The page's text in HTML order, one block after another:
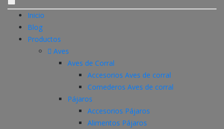
Inicio
Blog
Productos
Aves
Aves de Corral
Accesorios Aves de corral
Comederos Aves de corral
Pájaros
Accesorios Pájaros
Alimentos Pájaros